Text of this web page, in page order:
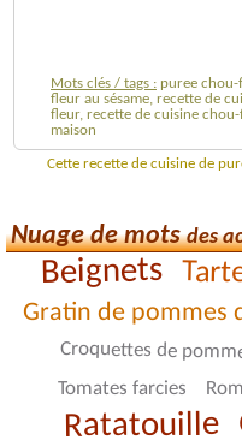
Mots clés / tags : puree chou-
fleur au sésame, recette de
fleur, recette de cuisine
maison
Cette recette de cuisine de
Nuage de motsdes
Beignets
Gratin de pommes
Croquettes de
Tomates farcies
Ratatouille